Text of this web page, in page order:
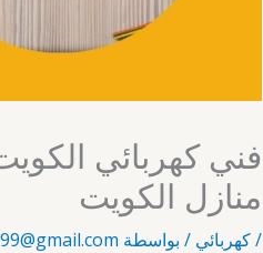
منازل الكويت
/كهربائي / بواسطة